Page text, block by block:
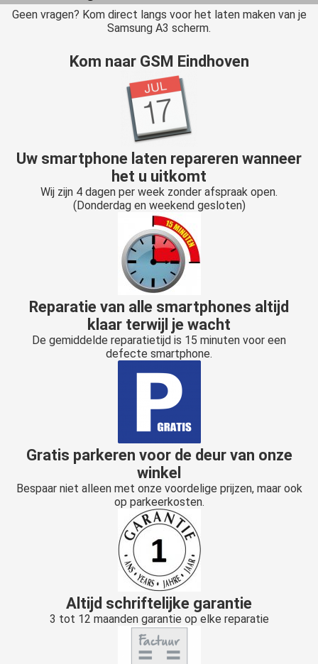
Geen vragen? Kom direct langs voor het laten maken van je
Samsung A3 scherm.
Kom naar GSM Eindhoven
Uw smartphone laten repareren wanneer
het u uitkomt
Wij zijn 4 dagen per week zonder afspraak open.
(Donderdag en weekend gesloten)
Reparatie van alle smartphones altijd
klaar terwijl je wacht
De gemiddelde reparatietijd is 15 minuten voor een
defecte smartphone.
Gratis parkeren voor de deur van onze
winkel
Bespaar niet alleen met onze voordelige prijzen, maar ook
op parkeerkosten.
Altijd schriftelijke garantie
3 tot 12 maanden garantie op elke reparatie